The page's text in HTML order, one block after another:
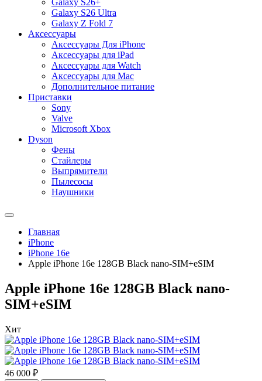
Galaxy S26+
Galaxy S26 Ultra
Galaxy Z Fold 7
Аксессуары
Аксессуары Для iPhone
Аксессуары для iPad
Аксессуары для Watch
Аксессуары для Mac
Дополнительное питание
Приставки
Sony
Valve
Microsoft Xbox
Dyson
Фены
Стайлеры
Выпрямители
Пылесосы
Наушники
Главная
iPhone
iPhone 16e
Apple iPhone 16e 128GB Black nano-SIM+eSIM
Apple iPhone 16e 128GB Black nano-
SIM+eSIM
Хит
46 000 ₽